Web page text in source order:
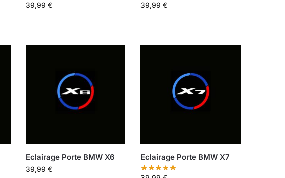
39,99 € 39,99€
Eclairage Porte BMW X6
39,99 €
Eclairage Porte BMW X7